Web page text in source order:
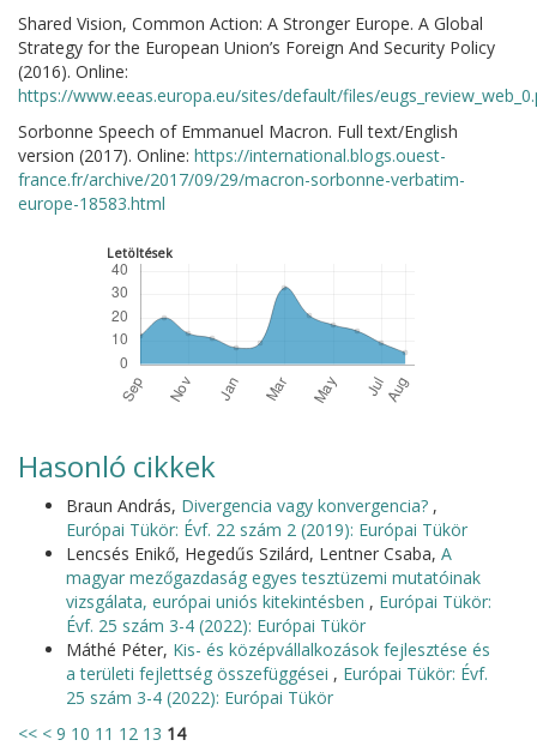
Shared Vision, Common Action: A Stronger Europe. A Global
Strategy for the European Union’s Foreign And Security Policy
(2016). Online:
https://www.eeas.europa.eu/sites/default/files/
Sorbonne Speech of Emmanuel Macron. Full text/English
version (2017). Online: https://international.blogs.ouest-
france.fr/archive/2017/09/29/macron-sorbonne-verbatim-
europe-18583.html
Letöltések
Hasonló cikkek
Braun András, Divergencia vagy konvergencia? ,
Európai Tükör: Évf. 22 szám 2 (2019): Európai Tükör
Lencsés Enikő, Hegedűs Szilárd, Lentner Csaba, A
magyar mezőgazdaság egyes tesztüzemi mutatóinak
vizsgálata, európai uniós kitekintésben , Európai Tükör:
Évf. 25 szám 3-4 (2022): Európai Tükör
Máthé Péter, Kis- és középvállalkozások fejlesztése és
a területi fejlettség összefüggései , Európai Tükör: Évf.
25 szám 3-4 (2022): Európai Tükör
<< < 9 10 11 12 13 14